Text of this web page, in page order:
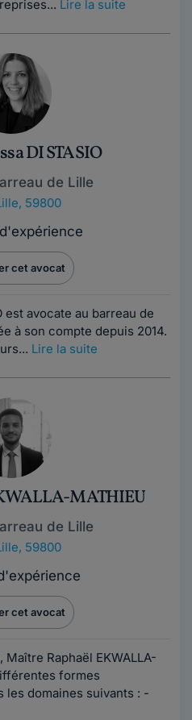
Lire la suite
DI STASIO
de Lille
59800
cet avocat
est avocate au barreau de
à son compte depuis 2014.
Lire la suite
MATHIEU
de Lille
59800
cet avocat
Raphaël EKWALLA-
formes
les domaines suivants : -